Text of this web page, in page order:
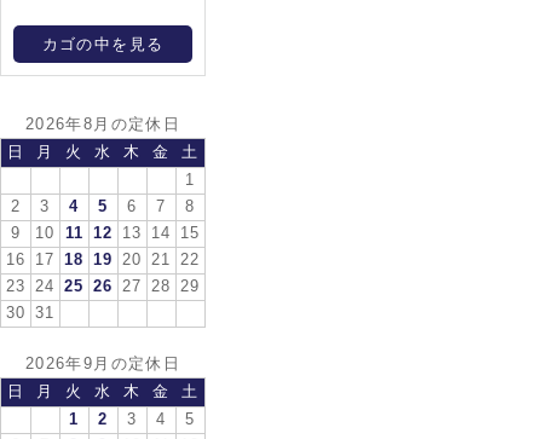
カゴの中を見る
2026年8月の定休日
日
月 火 水 木 金
土
1
2
3 4 5 6 7
8
9
10 11 12 13 14
15
16
17 18 19 20 21
22
23
24 25 26 27 28
29
30
31
2026年9月の定休日
日
月 火 水 木 金
土
1
2 3 4
5